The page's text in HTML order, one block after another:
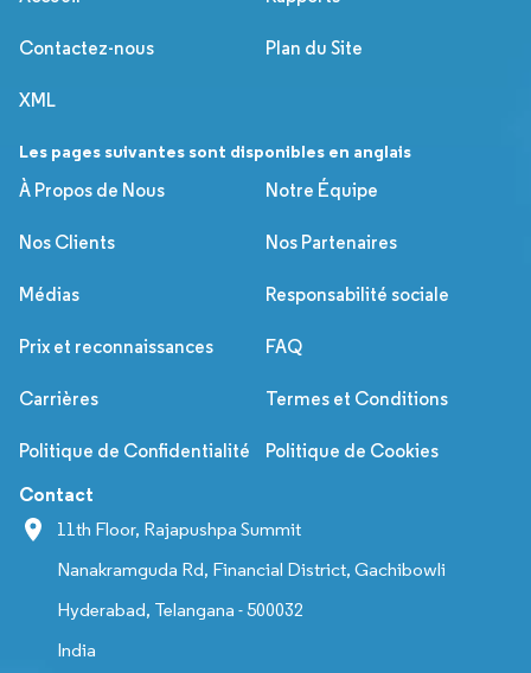
Contactez-nous Plan du Site
XML
Les pages suivantes sont disponibles en anglais
À Propos de Nous
Notre Équipe
Nos Clients Nos Partenaires
Médias Responsabilité sociale
Prix et reconnaissances FAQ
Carrières Termes et Conditions
Politique de Confidentialité Politique de Cookies
Contact
11th Floor, Rajapushpa Summit
Nanakramguda Rd, Financial District, Gachibowli
Hyderabad, Telangana - 500032
India